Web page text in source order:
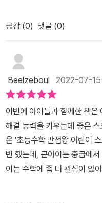
규칙과 푸는 방법도 6X6,
기가 다르면 난이도가 약간 달
하다.그래서 이미 스도쿠를
겠다. 문제가 있고 오른쪽 위
다.5단계까지 있고, 그 다음
서 이어져서인지 시작문제가
8X8 문제가 이어지기에 중급
문제를 풀 때는 간단하게 숫
나가야 쉽다.6X6 스도쿠로 숫
급인 만큼 빈칸의 수가 꽤 많
본 규칙과 푸는 방법을 먼저
함께 풀면서 어떻게 풀기 시
들. 집중해서 숫자 세며 풀더
수학 만점왕 어린이 스도쿠
두뇌개발에도 많은 도움이 될
게 된다고 해요.그냥 문제만
사고력, 집중력, 창의력, 문제
~아직 스도쿠 안해보셨다구
:)*재미있게 하는 꿀팁아이와
길수도 있고, 엄마가 슬쩍 눈
좋아요. 같이 이기고 지고 하
돌아가겠죠? 그리고 함께 하
무상으로 제공받아 작성된 서
요~​더불어 집중력도 강화되
는수학놀이?가 아닐까 싶어
를 보더니 쉬워 보인다면서자
고다시 설명해 달라고 하더
고 하길래스도쿠의 기본 규
주었는데도 쉽게 풀어내는 꼬
면서 잘 하더라고요.스도쿠
갈 수 있는 수학 퍼즐이라서엄
방법을서로 공유하면서 함께
합니다 ㅎㅎ)​​ 재미있는 숫자
이의 집중력도 향상시켜 주는
급 / 고급 이렇게 나누어져
공감 (0) 댓글 (0)
Beelzeboul 2022-07-15
이번에 아이들과 함께한 책은
해결 능력을 키우는데 좋은
온 '초등수학 만점왕 어린이
번 했는데, 큰아이는 중급에
이는 수학에 좀 더 관심이 있
내...그래서 이번에는 막내와